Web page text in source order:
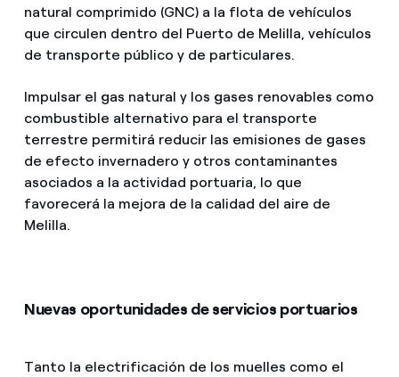
natural comprimido (GNC) a la flota de vehículos
que circulen dentro del Puerto de Melilla, vehículos
de transporte público y de particulares.
Impulsar el gas natural y los gases renovables como
combustible alternativo para el transporte
terrestre permitirá reducir las emisiones de gases
de efecto invernadero y otros contaminantes
asociados a la actividad portuaria, lo que
favorecerá la mejora de la calidad del aire de
Melilla.
Nuevas oportunidades de servicios portuarios
Tanto la electrificación de los muelles como el